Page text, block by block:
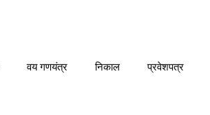
वय गणयंत्र निकाल प्रवेशपत्र